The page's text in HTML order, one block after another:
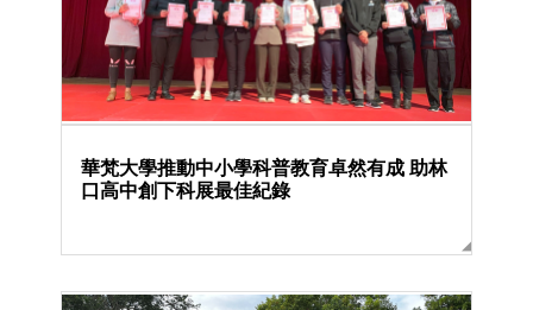
華梵大學推動中小學科普教育卓然有成 助林
口高中創下科展最佳紀錄